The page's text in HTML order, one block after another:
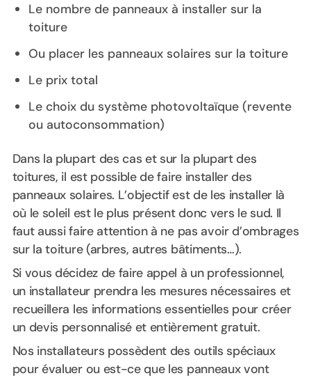
Le nombre de panneaux à installer sur la
toiture
Ou placer les panneaux solaires sur la toiture
Le prix total
Le choix du système photovoltaïque (revente
ou autoconsommation)
Dans la plupart des cas et sur la plupart des
toitures, il est possible de faire installer des
panneaux solaires. L’objectif est de les installer là
où le soleil est le plus présent donc vers le sud. Il
faut aussi faire attention à ne pas avoir d’ombrages
sur la toiture (arbres, autres bâtiments…).
Si vous décidez de faire appel à un professionnel,
un installateur prendra les mesures nécessaires et
recueillera les informations essentielles pour créer
un devis personnalisé et entièrement gratuit.
Nos installateurs possèdent des outils spéciaux
pour évaluer ou est-ce que les panneaux vont